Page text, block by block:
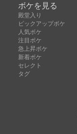
ボケを見る
殿堂入り
ピックアップボケ
人気ボケ
注目ボケ
急上昇ボケ
新着ボケ
セレクト
タグ